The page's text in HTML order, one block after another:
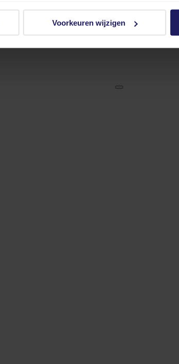
Voorkeuren wijzigen